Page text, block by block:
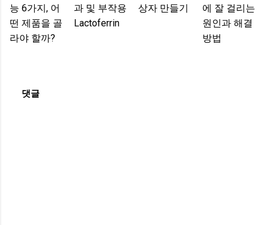
능 6가지, 어
떤 제품을 골
라야 할까?
과 및 부작용
Lactoferrin
상자 만들기
에 잘 걸리는
원인과 해결
방법
댓글